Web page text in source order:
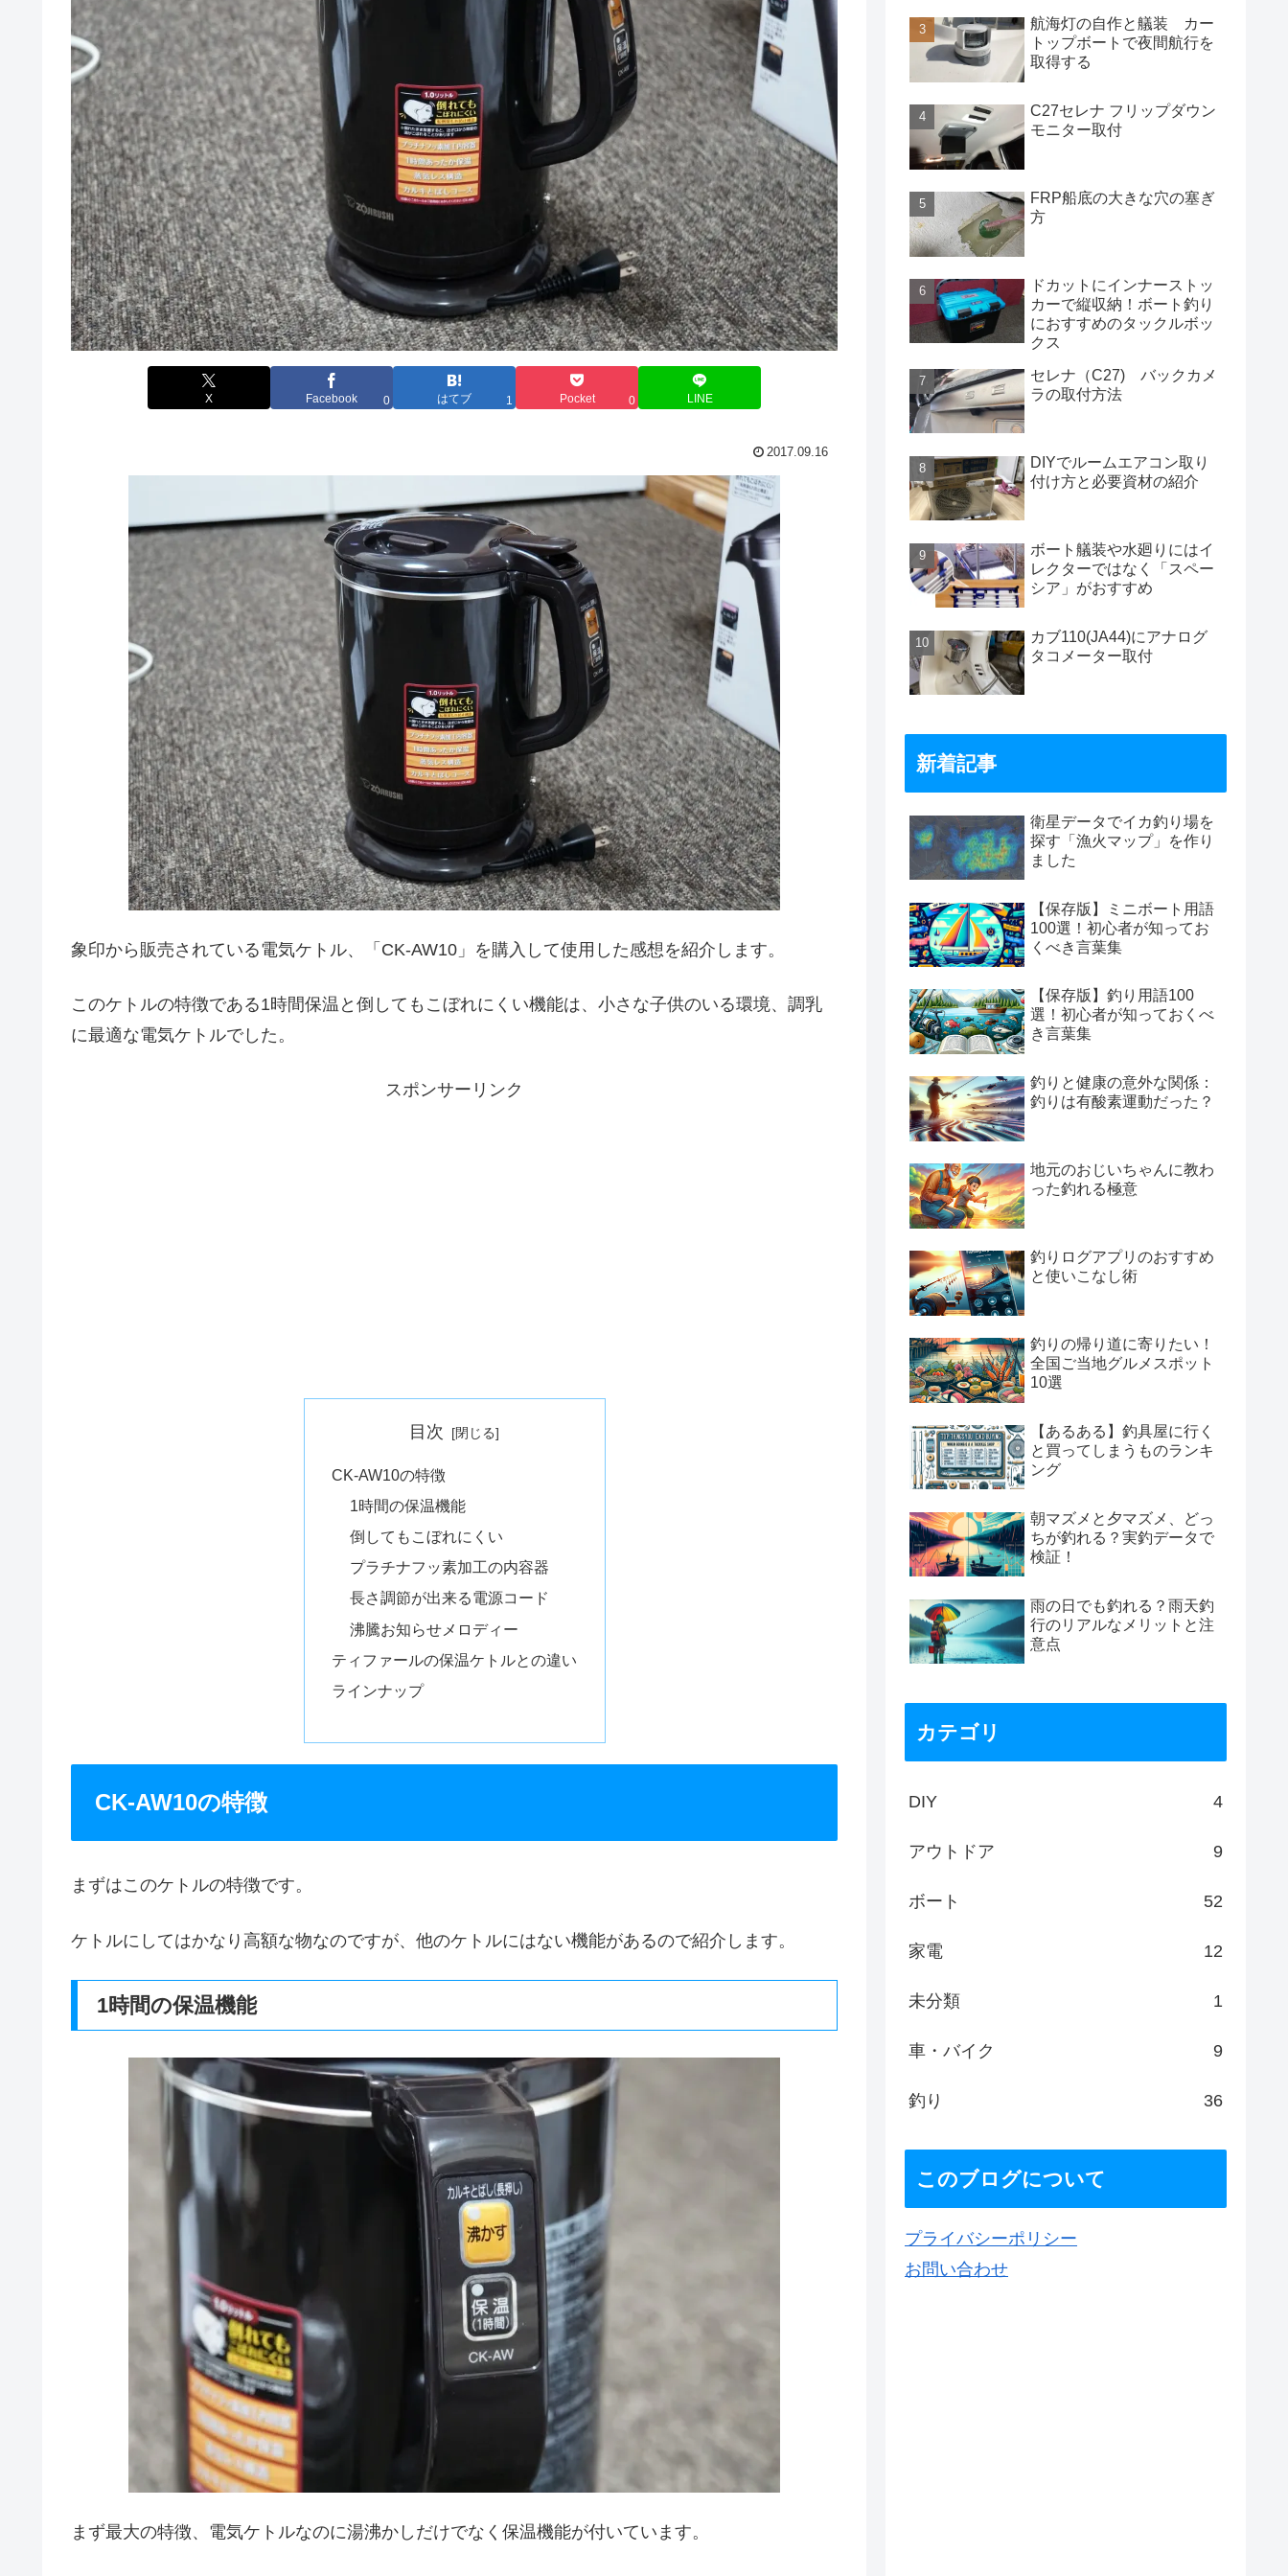
X Facebook 0 はてブ 1 Pocket 0 LINE
2017.09.16
象印から販売されている電気ケトル、「CK-AW10」を購入して使用した感想を紹介します。
このケトルの特徴である1時間保温と倒してもこぼれにくい機能は、小さな子供のいる環境、調乳
に最適な電気ケトルでした。
スポンサーリンク
目次
CK-AW10の特徴
1時間の保温機能
倒してもこぼれにくい
プラチナフッ素加工の内容器
長さ調節が出来る電源コード
沸騰お知らせメロディー
ティファールの保温ケトルとの違い
ラインナップ
CK-AW10の特徴
まずはこのケトルの特徴です。
ケトルにしてはかなり高額な物なのですが、他のケトルにはない機能があるので紹介します。
1時間の保温機能
まず最大の特徴、電気ケトルなのに湯沸かしだけでなく保温機能が付いています。
航海灯の自作と艤装 カー
トップボートで夜間航行を
取得する
C27セレナ フリップダウン
モニター取付
FRP船底の大きな穴の塞ぎ
方
ドカットにインナーストッ
カーで縦収納！ボート釣り
におすすめのタックルボッ
クス
セレナ（C27) バックカメ
ラの取付方法
DIYでルームエアコン取り
付け方と必要資材の紹介
ボート艤装や水廻りにはイ
レクターではなく「スペー
シア」がおすすめ
カブ110(JA44)にアナログ
タコメーター取付
新着記事
衛星データでイカ釣り場を
探す「漁火マップ」を作り
ました
【保存版】ミニボート用語
100選！初心者が知ってお
くべき言葉集
【保存版】釣り用語100
選！初心者が知っておくべ
き言葉集
釣りと健康の意外な関係：
釣りは有酸素運動だった？
地元のおじいちゃんに教わ
った釣れる極意
釣りログアプリのおすすめ
と使いこなし術
釣りの帰り道に寄りたい！
全国ご当地グルメスポット
10選
【あるある】釣具屋に行く
と買ってしまうものランキ
ング
朝マズメと夕マズメ、どっ
ちが釣れる？実釣データで
検証！
雨の日でも釣れる？雨天釣
行のリアルなメリットと注
意点
カテゴリ
DIY 4
アウトドア 9
ボート 52
家電 12
未分類 1
車・バイク 9
釣り 36
このブログについて
プライバシーポリシー
お問い合わせ